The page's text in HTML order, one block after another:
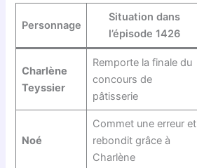
Personnage
Situation dans
l’épisode 1426
Charlène
Teyssier
Remporte la finale du
concours de
pâtisserie
Noé
Commet une erreur et
rebondit grâce à
Charlène